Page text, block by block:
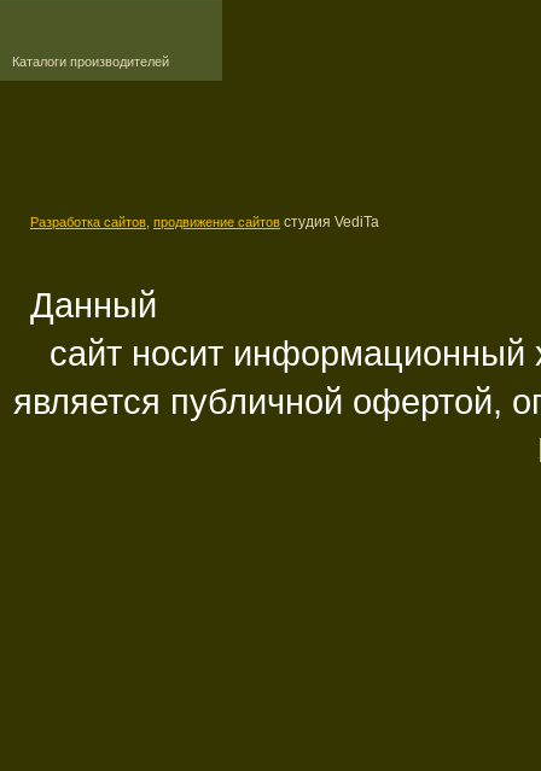
Каталоги производителей
Разработка сайтов, продвижение сайтов студия VediTa
Данный
сайт носит информационный
является публичной офертой,